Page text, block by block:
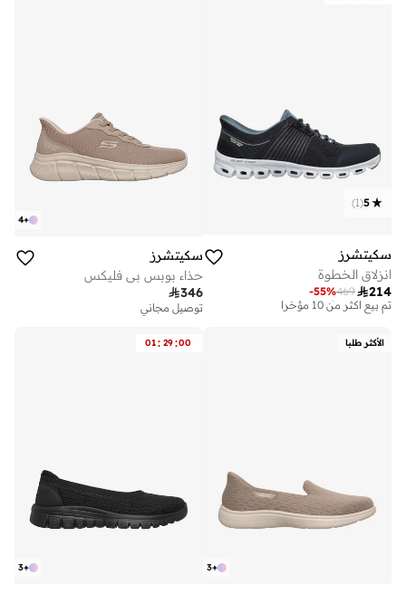
5
(
1
)
سكيتشرز
انزلاق الخطوة
214
469
-55%
توصيل مجاني
تم بيع أكثر من 10 مؤخرا
توصيل مجاني
+
4
سكيتشرز
حذاء بوبس بي فليكس
346
توصيل مجاني
الأكثر طلبا
+
3
01: 29:00
+
3